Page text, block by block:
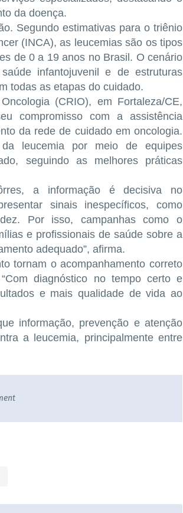
da doença.
Segundo estimativas para o triênio
(INCA), as leucemias são os tipos
de 0 a 19 anos no Brasil. O cenário
infantojuvenil e de estruturas
todas as etapas do cuidado.
(CRIO), em Fortaleza/CE,
compromisso com a assistência
da rede de cuidado em oncologia.
leucemia por meio de equipes
seguindo as melhores práticas
, a informação é decisiva no
sinais inespecíficos, como
Por isso, campanhas como o
e profissionais de saúde sobre a
adequado”, afirma.
tornam o acompanhamento correto
diagnóstico no tempo certo e
e mais qualidade de vida ao
informação, prevenção e atenção
a leucemia, principalmente entre